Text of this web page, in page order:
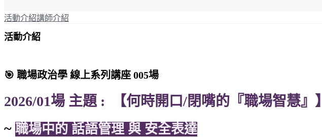
活動介紹講師介紹
活動介紹
🎯 職場政治學 線上系列講座 005場
2026/01場 主題 :
【何時開口/閉嘴的『職場智慧』】
~ 職場中的 話語管理 與 安全表達